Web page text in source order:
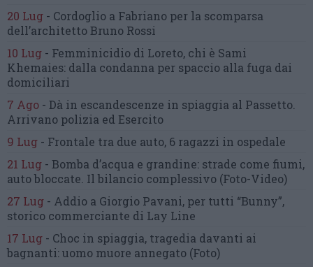
20 Lug - Cordoglio a Fabriano per la scomparsa
dell’architetto Bruno Rossi
10 Lug - Femminicidio di Loreto, chi è Sami
Khemaies: dalla condanna per spaccio alla fuga dai
domiciliari
7 Ago - Dà in escandescenze in spiaggia al Passetto.
Arrivano polizia ed Esercito
9 Lug - Frontale tra due auto, 6 ragazzi in ospedale
21 Lug - Bomba d’acqua e grandine: strade come fiumi,
auto bloccate. Il bilancio complessivo (Foto-Video)
27 Lug - Addio a Giorgio Pavani, per tutti “Bunny”,
storico commerciante di Lay Line
17 Lug - Choc in spiaggia, tragedia davanti ai
bagnanti:uomo muore annegato (Foto)